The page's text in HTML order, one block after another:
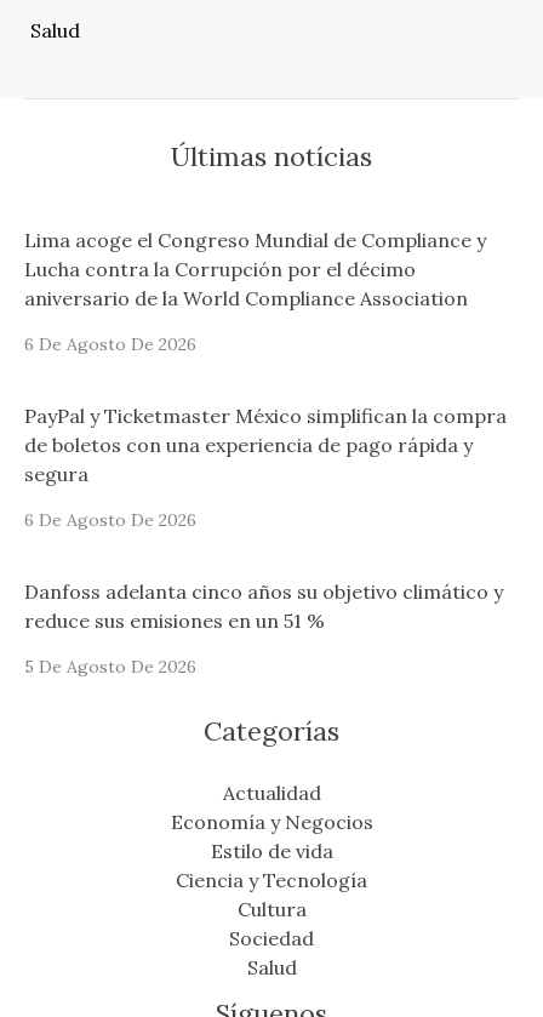
Salud
Últimas notícias
Lima acoge el Congreso Mundial de Compliance y
Lucha contra la Corrupción por el décimo
aniversario de la World Compliance Association
6 De Agosto De 2026
PayPal y Ticketmaster México simplifican la compra
de boletos con una experiencia de pago rápida y
segura
6 De Agosto De 2026
Danfoss adelanta cinco años su objetivo climático y
reduce sus emisiones en un 51 %
5 De Agosto De 2026
Categorías
Actualidad
Economía y Negocios
Estilo de vida
Ciencia y Tecnología
Cultura
Sociedad
Salud